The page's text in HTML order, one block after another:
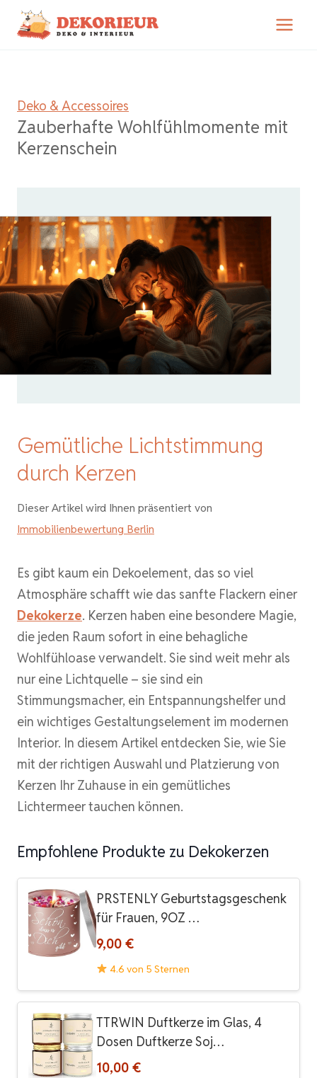
Zum
Inhalt
Deko & Accessoires
Zauberhafte Wohlfühlmomente mit
Kerzenschein
Gemütliche Lichtstimmung
durch Kerzen
Dieser Artikel wird Ihnen präsentiert von
Immobilienbewertung Berlin
Es gibt kaum ein Dekoelement, das so viel
Atmosphäre schafft wie das sanfte Flackern einer
Dekokerze. Kerzen haben eine besondere Magie,
die jeden Raum sofort in eine behagliche
Wohlfühloase verwandelt. Sie sind weit mehr als
nur eine Lichtquelle – sie sind ein
Stimmungsmacher, ein Entspannungshelfer und
ein wichtiges Gestaltungselement im modernen
Interior. In diesem Artikel entdecken Sie, wie Sie
mit der richtigen Auswahl und Platzierung von
Kerzen Ihr Zuhause in ein gemütliches
Lichtermeer tauchen können.
Empfohlene Produkte zu Dekokerzen
PRSTENLY Geburtstagsgeschenk
für Frauen, 9OZ …
9,00 €
4.6 von 5 Sternen
TTRWIN Duftkerze im Glas, 4
Dosen Duftkerze Soj…
10,00 €